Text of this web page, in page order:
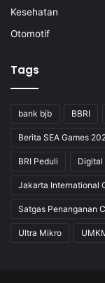
Kesehatan
Otomotif
Tags
bank bjb BBRI
Berita SEA Games
BRI Peduli Digital
Jakarta International
Satgas Penanganan
Ultra Mikro